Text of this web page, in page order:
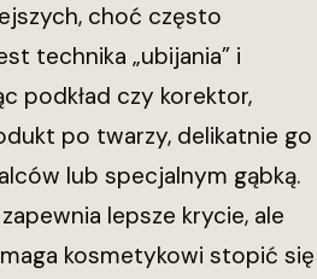
choć często
technika „ubijania” i
podkład czy korektor,
po twarzy, delikatnie go
lub specjalnym gąbką.
lepsze krycie, ale
kosmetykowi stopić się